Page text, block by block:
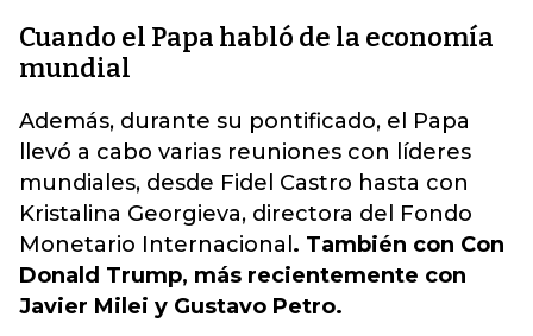
Cuando el Papa habló de la economía
mundial
Además, durante su pontificado, el Papa
llevó a cabo varias reuniones con líderes
mundiales, desde Fidel Castro hasta con
Kristalina Georgieva, directora del Fondo
Monetario Internacional . También con Con
Donald Trump, más recientemente con
Javier Milei y Gustavo Petro.